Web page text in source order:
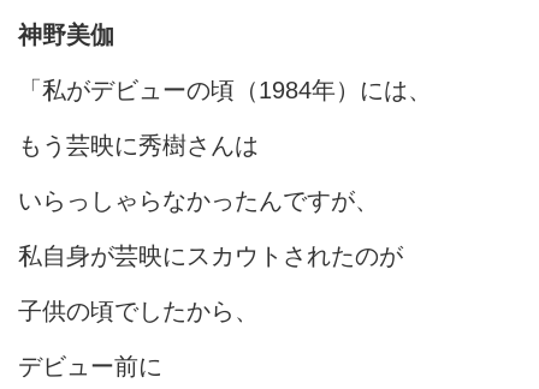
神野美伽
「私がデビューの頃（1984年）には、
もう芸映に秀樹さんは
いらっしゃらなかったんですが、
私自身が芸映にスカウトされたのが
子供の頃でしたから、
デビュー前に